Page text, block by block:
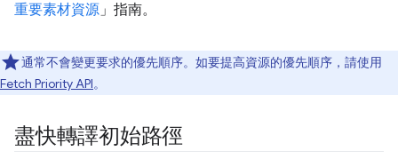
重要素材資源」指南。
通常不會變更要求的優先順序。如要提高資源的優先順序，請使用
Fetch Priority API。
盡快轉譯初始路徑